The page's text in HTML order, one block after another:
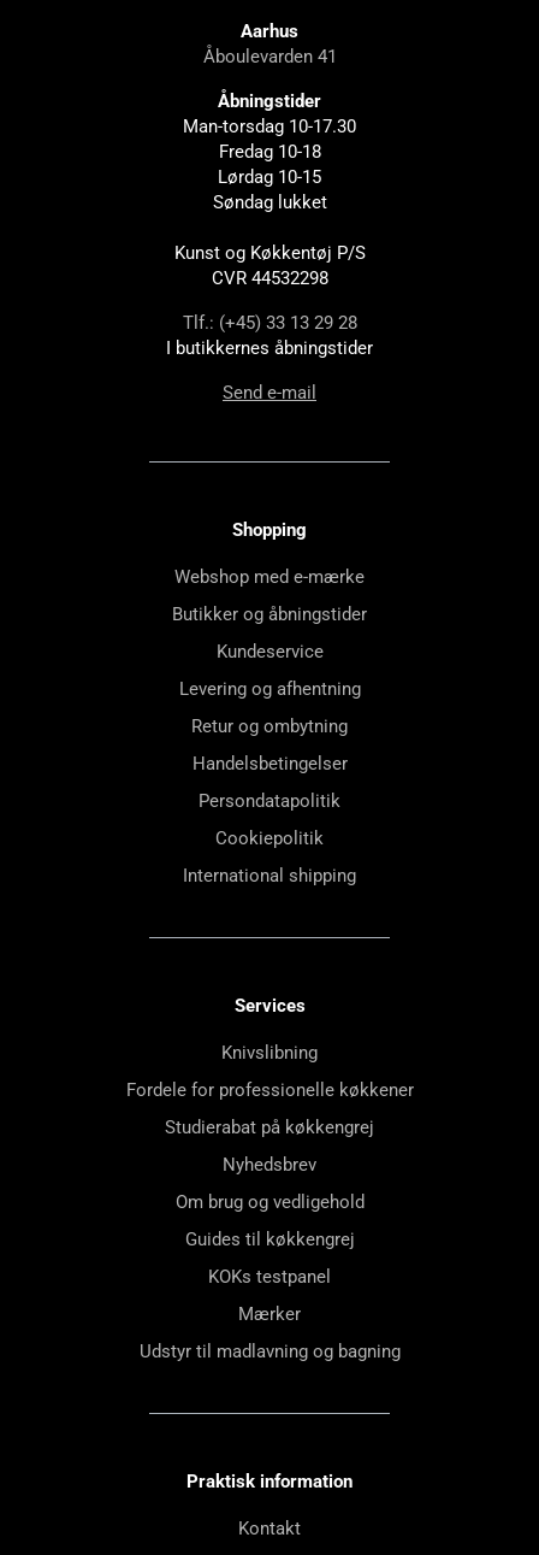
Aarhus
Åboulevarden 41
Åbningstider
Man-torsdag 10-17.30
Fredag 10-18
Lørdag 10-15
Søndag lukket
Kunst og Køkkentøj P/S
CVR 44532298
Tlf.: (+45) 33 13 29 28
I butikkernes åbningstider
Send e-mail
Shopping
Webshop med e-mærke
Butikker og åbningstider
Kundeservice
Levering og afhentning
Retur og ombytning
Handelsbetingelser
Persondatapolitik
Cookiepolitik
International shipping
Services
Knivslibning
Fordele for professionelle køkkener
Studierabat på køkkengrej
Nyhedsbrev
Om brug og vedligehold
Guides til køkkengrej
KOKs testpanel
Mærker
Udstyr til madlavning og bagning
Praktisk information
Kontakt